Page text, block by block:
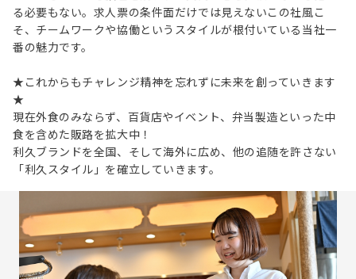
る必要もない。求人票の条件面だけでは見えないこの社風こ
そ、チームワークや協働というスタイルが根付いている当社一
番の魅力です。
★これからもチャレンジ精神を忘れずに未来を創っていきます
★
現在外食のみならず、百貨店やイベント、弁当製造といった中
食を含めた販路を拡大中！
利久ブランドを全国、そして海外に広め、他の追随を許さない
「利久スタイル」を確立していきます。